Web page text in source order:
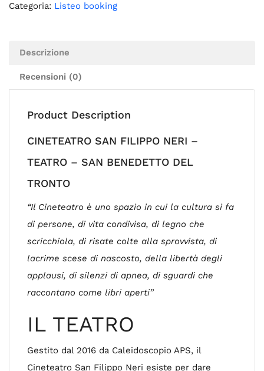
Categoria: Listeo booking
Descrizione
Recensioni (0)
Product Description
CINETEATRO SAN FILIPPO NERI –
TEATRO – SAN BENEDETTO DEL
TRONTO
“Il Cineteatro è uno spazio in cui la cultura si fa
di persone, di vita condivisa, di legno che
scricchiola, di risate colte alla sprovvista, di
lacrime scese di nascosto, della libertà degli
applausi, di silenzi di apnea, di sguardi che
raccontano come libri aperti”
IL TEATRO
Gestito dal 2016 da Caleidoscopio APS, il
Cineteatro San Filippo Neri esiste per dare